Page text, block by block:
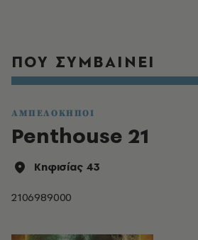
ΠΟΥ ΣΥΜΒΑΙΝΕΙ
ΑΜΠΕΛΟΚΗΠΟΙ
Penthouse 21
Κηφισίας 43
2106989000